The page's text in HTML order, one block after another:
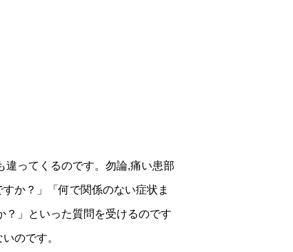
ってくるのです。勿論,痛い患部
か？」「何で関係のない症状ま
？」といった質問を受けるのです
のです。